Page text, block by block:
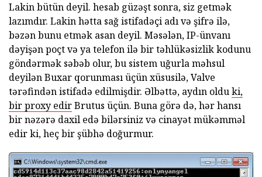
Lakin bütün deyil. hesab güzəşt sonra, siz getmək
lazımdır. Lakin hətta sağ istifadəçi adı və şifrə ilə,
bəzən bunu etmək asan deyil. Məsələn, IP-ünvanı
dəyişən poçt və ya telefon ilə bir təhlükəsizlik kodunu
göndərmək səbəb olur, bu sistem uğurla məhsul
deyilən Buxar qorunması üçün xüsusilə, Valve
tərəfindən istifadə edilmişdir. Əlbəttə, aydın olduki,
bir proxy edirBrutus üçün. Buna görə də, hər hansı
bir nəzərə daxil edə bilərsiniz və cinayət mükəmməl
edir ki, heç bir şübhə doğurmur.